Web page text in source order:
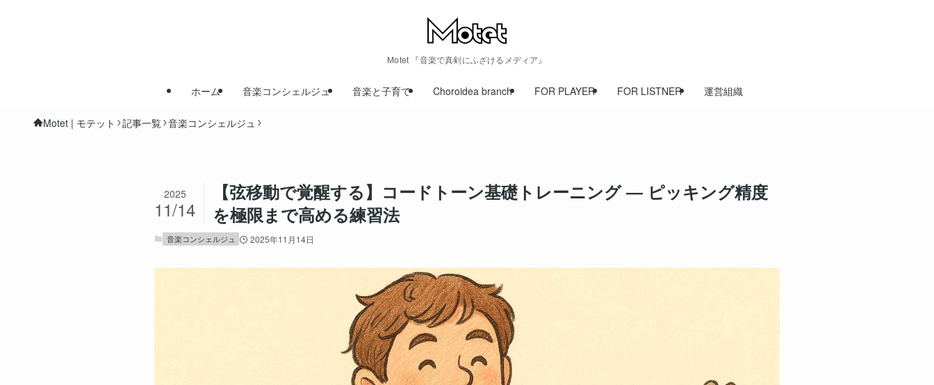
Motet 『音楽で真剣にふざけるメディア』
ホーム 音楽コンシェルジュ 音楽と子育て Choroidea branch FOR PLAYER FOR LISTNER 運営組織
Motet | モテット 記事一覧 音楽コンシェルジュ
【弦移動で覚醒する】コードトーン基礎トレーニング ― ピッキング精度
を極限まで高める練習法
2025
11/14
音楽コンシェルジュ 2025年11月14日